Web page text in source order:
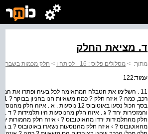
ד. מציאת החלק
מתוך: > מסלולים פלוס : 16 - לכיתה ו > חלק מכמות בשברים
עמוד:122
בסך הכול נסעו באוטובוס 12 נוסעות . א .
חלק מהתלמידות ירדו מהאוטובוס ? › איזה חלק מהמורות